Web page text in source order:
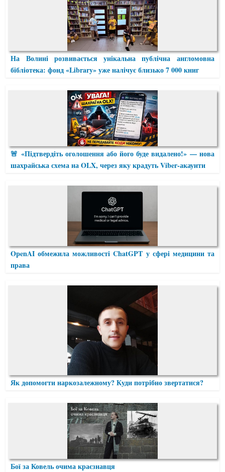
На Волині розвивається унікальна публічна англомовна
бібліотека: фонд «Library» уже налічує близько 7 000 книг
🚨 «Підтвердіть оголошення або його буде видалено!» — нова
шахрайська схема на OLX, через яку крадуть Viber-акаунти
OpenAI обмежила можливості ChatGPT у сфері медицини та
права
Як допомогти наркозалежному? Куди потрібно звертатися?
Бої за Ковель очима краєзнавця